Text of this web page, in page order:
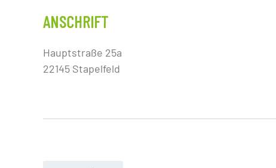
ANSCHRIFT
Hauptstraße 25a
22145 Stapelfeld